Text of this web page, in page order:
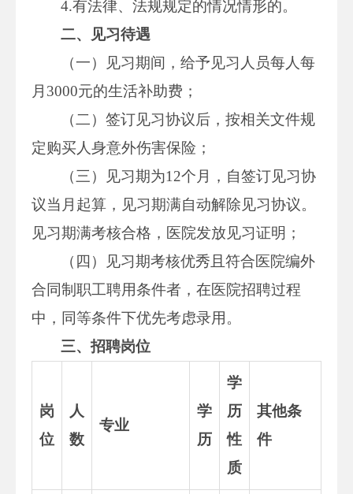
4.有法律、法规规定的情况情形的。
二、见习待遇
（一）见习期间，给予见习人员每人每
月3000元的生活补助费；
（二）签订见习协议后，按相关文件规
定购买人身意外伤害保险；
（三）见习期为12个月，自签订见习协
议当月起算，见习期满自动解除见习协议。
见习期满考核合格，医院发放见习证明；
（四）见习期考核优秀且符合医院编外
合同制职工聘用条件者，在医院招聘过程
中，同等条件下优先考虑录用。
三、招聘岗位
岗
位
人
数
专业
学
历
学
历
性
质
其他条
件